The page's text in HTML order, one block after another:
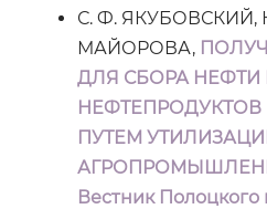
С. Ф. ЯКУБОВСКИЙ,
МАЙОРОВА,
ДЛЯ СБОРА НЕФТИ
НЕФТЕПРОДУКТОВ
ПУТЕМ
Вестник Полоцкого